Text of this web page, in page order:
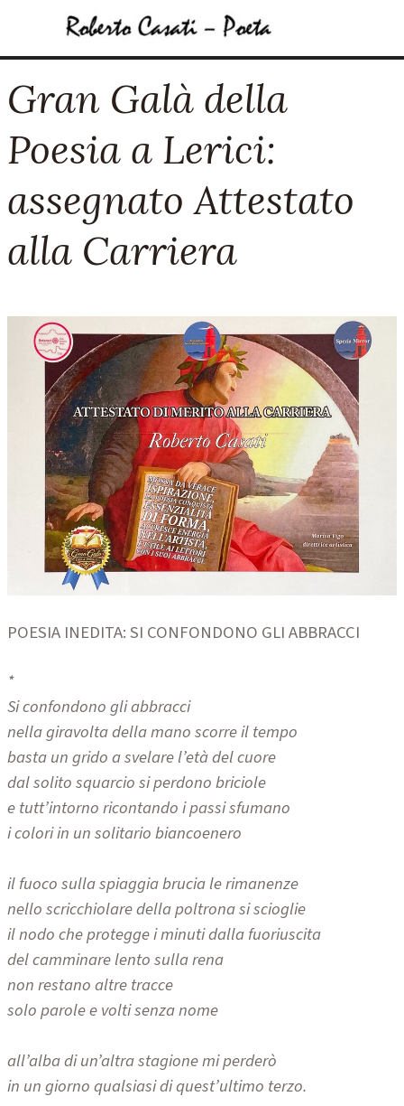
Salta menù
Gran Galà della
Poesia a Lerici:
assegnato Attestato
alla Carriera
POESIA INEDITA: SI CONFONDONO GLI ABBRACCI
*
Si confondono gli abbracci
nella giravolta della mano scorre il tempo
basta un grido a svelare l’età del cuore
dal solito squarcio si perdono briciole
e tutt’intorno ricontando i passi sfumano
i colori in un solitario biancoenero
il fuoco sulla spiaggia brucia le rimanenze
nello scricchiolare della poltrona si scioglie
il nodo che protegge i minuti dalla fuoriuscita
del camminare lento sulla rena
non restano altre tracce
solo parole e volti senza nome
all’alba di un’altra stagione mi perderò
in un giorno qualsiasi di quest’ultimo terzo.